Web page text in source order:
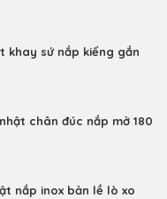
khay sứ nắp kiếng gắn
chân đúc nắp mở 180
nắp inox bản lề lò xo